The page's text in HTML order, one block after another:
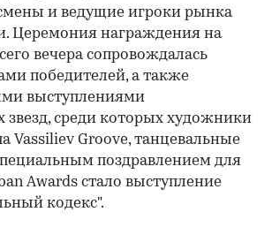
и ведущие игроки рынка
Церемония награждения на
вечера сопровождалась
победителей, а также
выступлениями
среди которых художники
Vassiliev Groove, танцевальные
поздравлением для
Awards стало выступление
кодекс".